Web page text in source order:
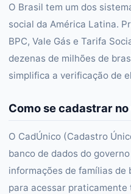
O Brasil tem um dos
social da América Latina.
BPC, Vale Gás e Tarifa
dezenas de milhões de
simplifica a verificação de
Como se cadastrar
O CadÚnico (Cadastro
banco de dados do
informações de famílias
para acessar